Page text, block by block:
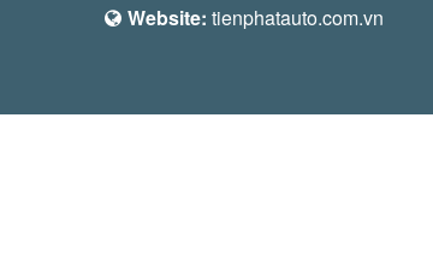
Website: tienphatauto.com.vn